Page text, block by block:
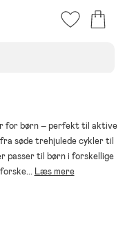
for børn – perfekt til aktive
søde trehjulede cykler til
passer til børn i forskellige
... Læs mere